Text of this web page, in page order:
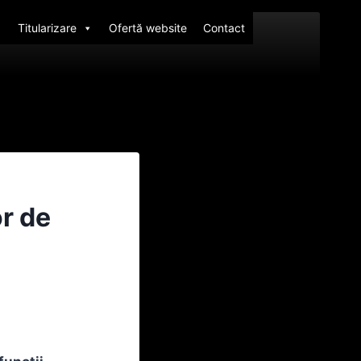
Titularizare Ofertă website Contact
de